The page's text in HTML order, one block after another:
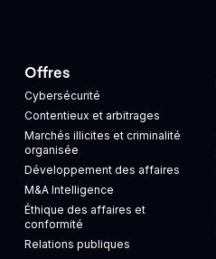
Offres
Cybersécurité
Contentieux et arbitrages
Marchés illicites et criminalité
organisée
Développement des affaires
M&A Intelligence
Éthique des affaires et
conformité
Relations publiques